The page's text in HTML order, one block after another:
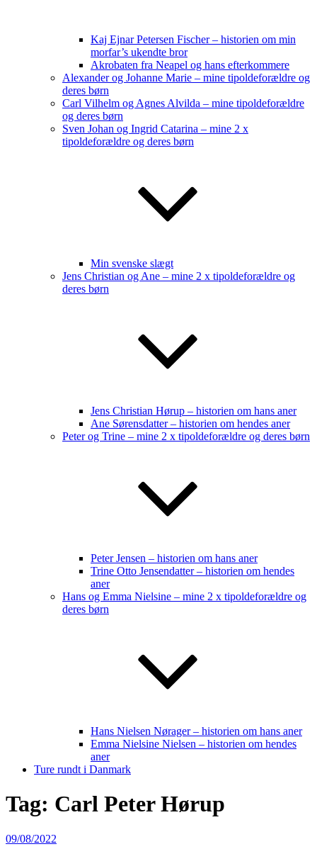
Kaj Ejnar Petersen Fischer – historien om min
morfar’s ukendte bror
Akrobaten fra Neapel og hans efterkommere
Alexander og Johanne Marie – mine tipoldeforældre og
deres børn
Carl Vilhelm og Agnes Alvilda – mine tipoldeforældre
og deres børn
Sven Johan og Ingrid Catarina – mine 2 x
tipoldeforældre og deres børn
Min svenske slægt
Jens Christian og Ane – mine 2 x tipoldeforældre og
deres børn
Jens Christian Hørup – historien om hans aner
Ane Sørensdatter – historien om hendes aner
Peter og Trine – mine 2 x tipoldeforældre og deres børn
Peter Jensen – historien om hans aner
Trine Otto Jensendatter – historien om hendes
aner
Hans og Emma Nielsine – mine 2 x tipoldeforældre og
deres børn
Hans Nielsen Nørager – historien om hans aner
Emma Nielsine Nielsen – historien om hendes
aner
Ture rundt i Danmark
Tag: Carl Peter Hørup
Udgivet
09/08/2022